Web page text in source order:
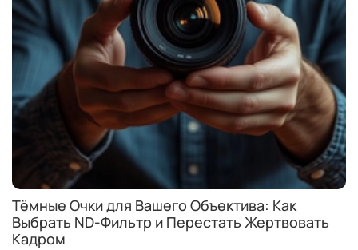
Тёмные Очки для Вашего Объектива: Как
Выбрать ND-Фильтр и Перестать Жертвовать
Кадром